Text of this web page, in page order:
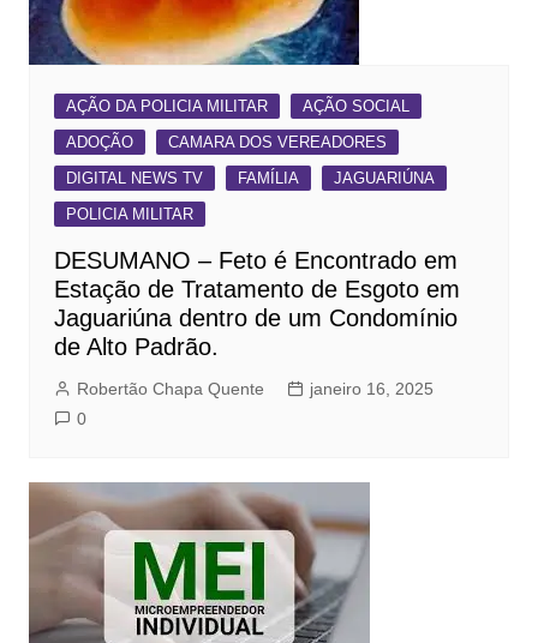
AÇÃO DA POLICIA MILITAR
AÇÃO SOCIAL
ADOÇÃO
CAMARA DOS VEREADORES
DIGITAL NEWS TV
FAMÍLIA
JAGUARIÚNA
POLICIA MILITAR
DESUMANO – Feto é Encontrado em
Estação de Tratamento de Esgoto em
Jaguariúna dentro de um Condomínio
de Alto Padrão.
Robertão Chapa Quente
janeiro 16, 2025
0